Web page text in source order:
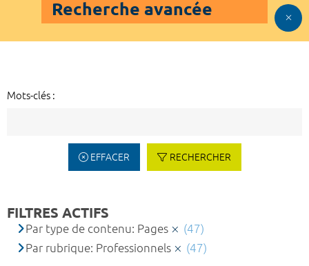
Recherche avancée
Mots-clés :
EFFACER RECHERCHER
FILTRES ACTIFS
Par type de contenu: Pages
(47)
Par rubrique: Professionnels
(47)